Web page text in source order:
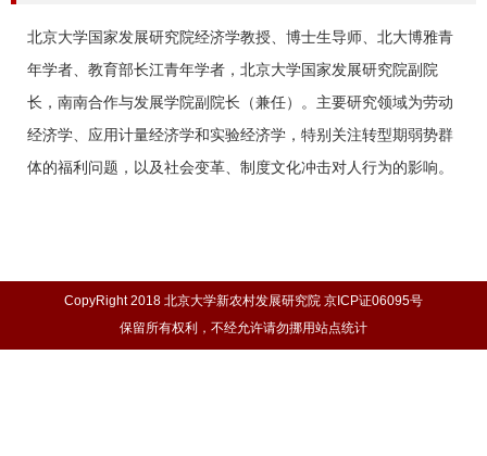
北京大学国家发展研究院经济学教授、博士生导师、北大博雅青
年学者、教育部长江青年学者，北京大学国家发展研究院副院
长，南南合作与发展学院副院长（兼任）。主要研究领域为劳动
经济学、应用计量经济学和实验经济学，特别关注转型期弱势群
体的福利问题，以及社会变革、制度文化冲击对人行为的影响。
CopyRight 2018 北京大学新农村发展研究院 京ICP证06095号
保留所有权利，不经允许请勿挪用站点统计